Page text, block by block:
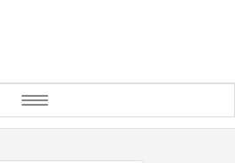
Toggle
navigation